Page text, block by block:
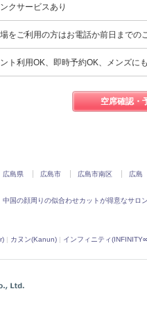
ンクサービスあり
をご利用の方はお電話か前日までの
ト利用OK、即時予約OK、メンズに
空席確認・
広島県 広島市 広島市南区 広島
中国の顔周りの似合わせカットが得意なサロン
| カヌン(Kanun) | インフィニティ